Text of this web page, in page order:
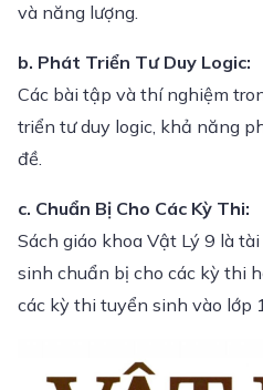
và năng lượng.
b. Phát Triển Tư Duy Logic:
Các bài tập và thí nghiệm
triển tư duy logic, khả năng
đề.
c. Chuẩn Bị Cho Các Kỳ Thi:
Sách giáo khoa Vật Lý 9 là
sinh chuẩn bị cho các kỳ thi
các kỳ thi tuyển sinh vào lớp